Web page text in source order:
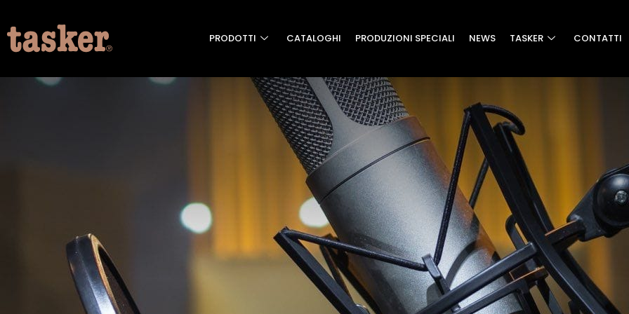
PRODOTTI CATALOGHI PRODUZIONI SPECIALI NEWS TASKER CONTATTI